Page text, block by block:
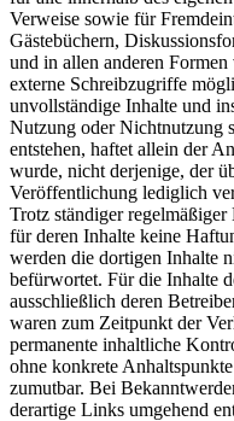
Verweise sowie für
Gästebüchern,
und in allen anderen
externe Schreibzugriffe
unvollständige Inhalte und
Nutzung oder Nichtnutzung
entstehen, haftet allein der
wurde, nicht derjenige, der
Veröffentlichung lediglich
Trotz ständiger
für deren Inhalte keine
werden die dortigen Inhalte
befürwortet. Für die Inhalte
ausschließlich deren
waren zum Zeitpunkt der
permanente inhaltliche
ohne konkrete
zumutbar. Bei
derartige Links umgehend